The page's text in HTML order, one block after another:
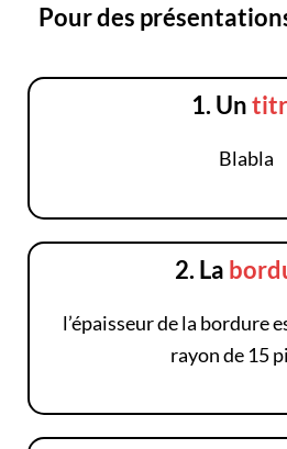
Pour des
1. Un
Blabla
2. La
l’épaisseur de la bordure
rayon de 15